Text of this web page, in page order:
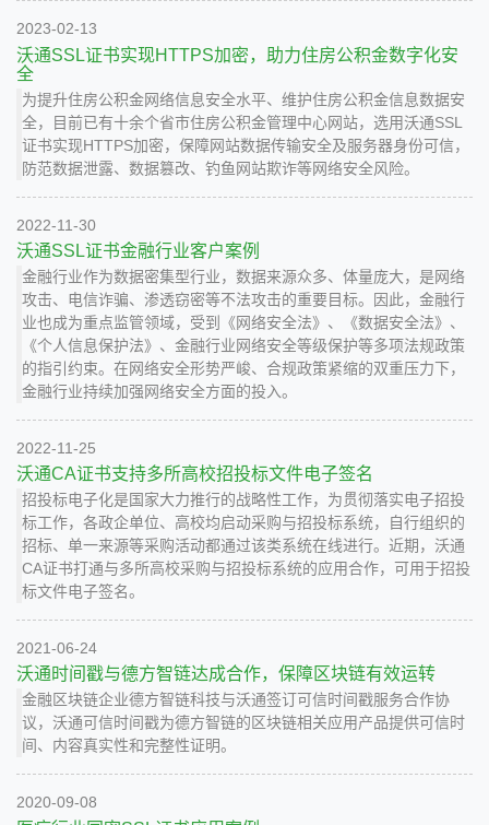
2023-02-13
沃通SSL证书实现HTTPS加密，助力住房公积金数字化安
全
为提升住房公积金网络信息安全水平、维护住房公积金信息数据安
全，目前已有十余个省市住房公积金管理中心网站，选用沃通SSL
证书实现HTTPS加密，保障网站数据传输安全及服务器身份可信，
防范数据泄露、数据篡改、钓鱼网站欺诈等网络安全风险。
2022-11-30
沃通SSL证书金融行业客户案例
金融行业作为数据密集型行业，数据来源众多、体量庞大，是网络
攻击、电信诈骗、渗透窃密等不法攻击的重要目标。因此，金融行
业也成为重点监管领域，受到《网络安全法》、《数据安全法》、
《个人信息保护法》、金融行业网络安全等级保护等多项法规政策
的指引约束。在网络安全形势严峻、合规政策紧缩的双重压力下，
金融行业持续加强网络安全方面的投入。
2022-11-25
沃通CA证书支持多所高校招投标文件电子签名
招投标电子化是国家大力推行的战略性工作，为贯彻落实电子招投
标工作，各政企单位、高校均启动采购与招投标系统，自行组织的
招标、单一来源等采购活动都通过该类系统在线进行。近期，沃通
CA证书打通与多所高校采购与招投标系统的应用合作，可用于招投
标文件电子签名。
2021-06-24
沃通时间戳与德方智链达成合作，保障区块链有效运转
金融区块链企业德方智链科技与沃通签订可信时间戳服务合作协
议，沃通可信时间戳为德方智链的区块链相关应用产品提供可信时
间、内容真实性和完整性证明。
2020-09-08